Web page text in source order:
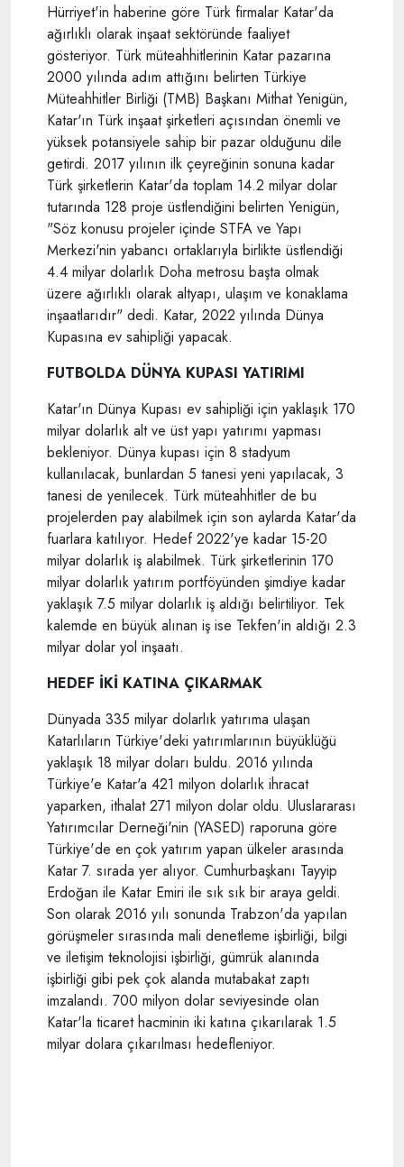
Hürriyet'in haberine göre Türk firmalar Katar'da
ağırlıklı olarak inşaat sektöründe faaliyet
gösteriyor. Türk müteahhitlerinin Katar pazarına
2000 yılında adım attığını belirten Türkiye
Müteahhitler Birliği (TMB) Başkanı Mithat Yenigün,
Katar'ın Türk inşaat şirketleri açısından önemli ve
yüksek potansiyele sahip bir pazar olduğunu dile
getirdi. 2017 yılının ilk çeyreğinin sonuna kadar
Türk şirketlerin Katar'da toplam 14.2 milyar dolar
tutarında 128 proje üstlendiğini belirten Yenigün,
"Söz konusu projeler içinde STFA ve Yapı
Merkezi'nin yabancı ortaklarıyla birlikte üstlendiği
4.4 milyar dolarlık Doha metrosu başta olmak
üzere ağırlıklı olarak altyapı, ulaşım ve konaklama
inşaatlarıdır" dedi. Katar, 2022 yılında Dünya
Kupasına ev sahipliği yapacak.
FUTBOLDA DÜNYA KUPASI YATIRIMI
Katar'ın Dünya Kupası ev sahipliği için yaklaşık 170
milyar dolarlık alt ve üst yapı yatırımı yapması
bekleniyor. Dünya kupası için 8 stadyum
kullanılacak, bunlardan 5 tanesi yeni yapılacak, 3
tanesi de yenilecek. Türk müteahhitler de bu
projelerden pay alabilmek için son aylarda Katar'da
fuarlara katılıyor. Hedef 2022'ye kadar 15-20
milyar dolarlık iş alabilmek. Türk şirketlerinin 170
milyar dolarlık yatırım portföyünden şimdiye kadar
yaklaşık 7.5 milyar dolarlık iş aldığı belirtiliyor. Tek
kalemde en büyük alınan iş ise Tekfen'in aldığı 2.3
milyar dolar yol inşaatı.
HEDEF İKİ KATINA ÇIKARMAK
Dünyada 335 milyar dolarlık yatırıma ulaşan
Katarlıların Türkiye'deki yatırımlarının büyüklüğü
yaklaşık 18 milyar doları buldu. 2016 yılında
Türkiye'e Katar'a 421 milyon dolarlık ihracat
yaparken, ithalat 271 milyon dolar oldu. Uluslararası
Yatırımcılar Derneği'nin (YASED) raporuna göre
Türkiye'de en çok yatırım yapan ülkeler arasında
Katar 7. sırada yer alıyor. Cumhurbaşkanı Tayyip
Erdoğan ile Katar Emiri ile sık sık bir araya geldi.
Son olarak 2016 yılı sonunda Trabzon'da yapılan
görüşmeler sırasında mali denetleme işbirliği, bilgi
ve iletişim teknolojisi işbirliği, gümrük alanında
işbirliği gibi pek çok alanda mutabakat zaptı
imzalandı. 700 milyon dolar seviyesinde olan
Katar'la ticaret hacminin iki katına çıkarılarak 1.5
milyar dolara çıkarılması hedefleniyor.